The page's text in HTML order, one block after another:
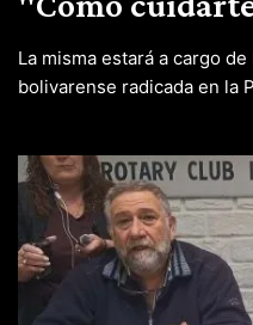
La misma estará a cargo
bolivarense radicada en la